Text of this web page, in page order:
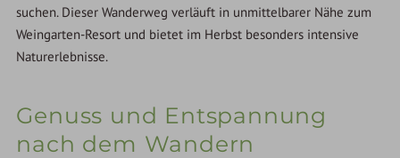
suchen. Dieser Wanderweg verläuft in unmittelbarer Nähe zum
Weingarten-Resort und bietet im Herbst besonders intensive
Naturerlebnisse.
Genuss und Entspannung
nach dem Wandern